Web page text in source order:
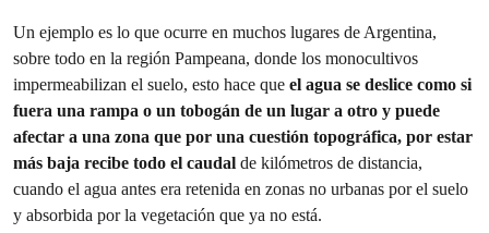
Un ejemplo es lo que ocurre en muchos lugares de Argentina,
sobre todo en la región Pampeana, donde los monocultivos
impermeabilizan el suelo, esto hace que el agua se deslice como si
fuera una rampa o un tobogán de un lugar a otro y puede
afectar a una zona que por una cuestión topográfica, por estar
más baja recibe todo el caudal de kilómetros de distancia,
cuando el agua antes era retenida en zonas no urbanas por el suelo
y absorbida por la vegetación que ya no está.